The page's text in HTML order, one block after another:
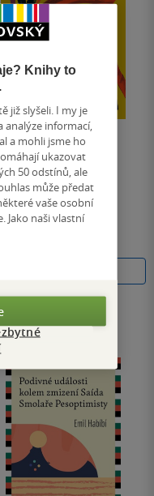
extraliga
Kwame Adjei-Brenyah
vazba
Kč
Knihy to
již slyšeli. I my je
analýze informací,
a mohli jsme ho
ukazovat
50 odstínů, ale
může předat
vaše osobní
Jako naši vlastní